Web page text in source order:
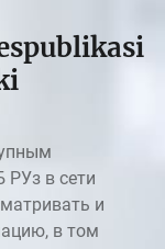
в сети
и
в том